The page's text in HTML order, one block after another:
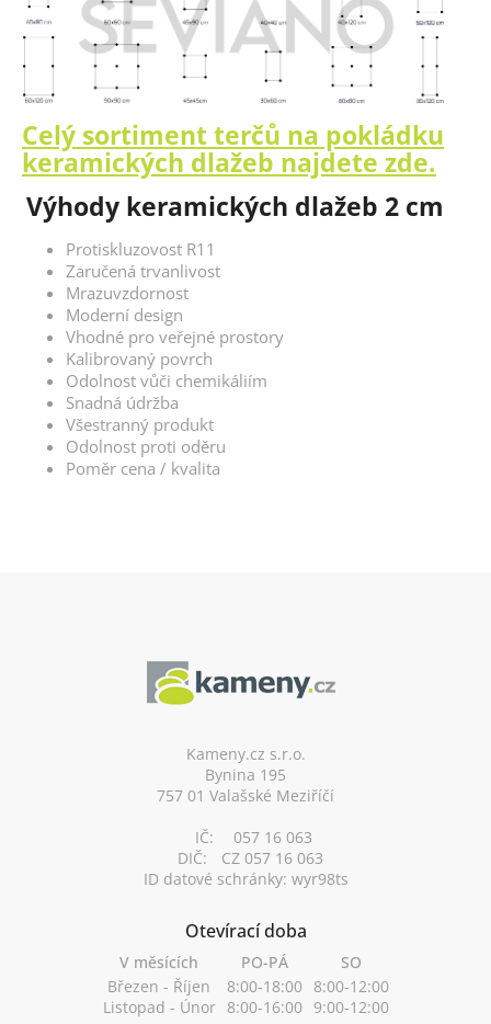
Celý sortiment terčů na pokládku
keramických dlažeb najdete zde.
Výhody keramických dlažeb 2 cm
Protiskluzovost R11
Zaručená trvanlivost
Mrazuvzdornost
Moderní design
Vhodné pro veřejné prostory
Kalibrovaný povrch
Odolnost vůči chemikáliím
Snadná údržba
Všestranný produkt
Odolnost proti oděru
Poměr cena / kvalita
Kameny.cz s.r.o.
Bynina 195
757 01 Valašské Meziříčí
IČ:
057 16 063
DIČ:
CZ 057 16 063
ID datové schránky: wyr98ts
Otevírací doba
V měsících PO-PÁ
SO
Březen - Říjen
8:00-18:00 8:00-12:00
Listopad - Únor 8:00-16:00 9:00-12:00